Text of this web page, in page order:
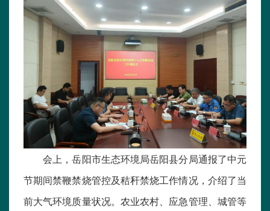
会上，岳阳市生态环境局岳阳县分局通报了中元
节期间禁鞭禁烧管控及秸秆禁烧工作情况，介绍了当
前大气环境质量状况。农业农村、应急管理、城管等